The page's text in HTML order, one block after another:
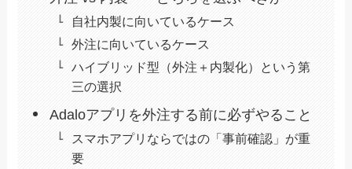
自社内製に向いているケース
外注に向いているケース
ハイブリッド型（外注＋内製化）という第
三の選択
Adaloアプリを外注する前に必ずやること
スマホアプリならではの「事前確認」が重
要